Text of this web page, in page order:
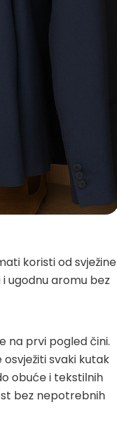
koristi od svježine
ugodnu aromu bez
na prvi pogled čini.
svaki kutak
obuće i tekstilnih
bez nepotrebnih